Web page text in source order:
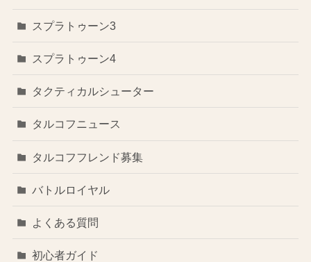
スプラトゥーン3
スプラトゥーン4
タクティカルシューター
タルコフニュース
タルコフフレンド募集
バトルロイヤル
よくある質問
初心者ガイド